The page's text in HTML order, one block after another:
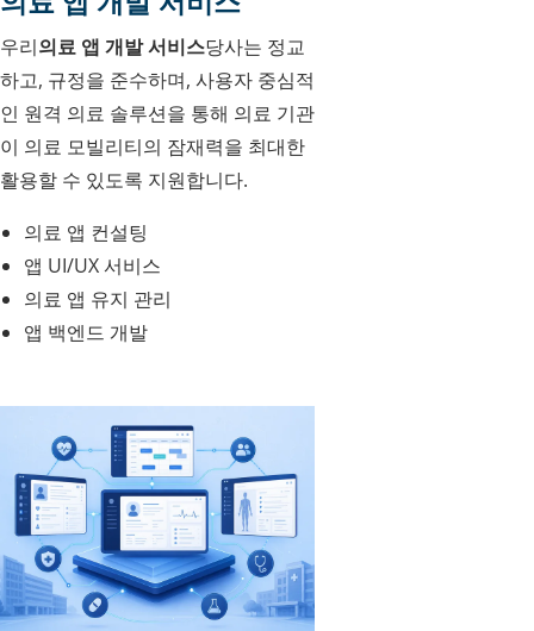
우리의료 앱 개발 서비스당사는 정교
하고, 규정을 준수하며, 사용자 중심적
인 원격 의료 솔루션을 통해 의료 기관
이 의료 모빌리티의 잠재력을 최대한
활용할 수 있도록 지원합니다.
의료 앱 컨설팅
앱 UI/UX 서비스
의료 앱 유지 관리
앱 백엔드 개발